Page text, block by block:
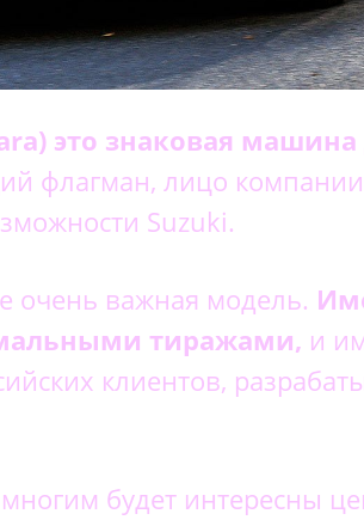
это знаковая
флагман, лицо
Suzuki.
очень важная модель.
тиражами, и
клиентов,
будет интересны